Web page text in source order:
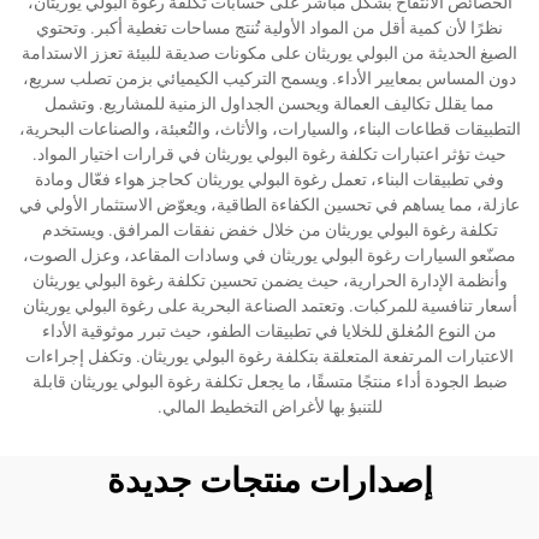
نظرًا لأن كمية أقل من المواد الأولية تُنتج مساحات تغطية أكبر. وتحتوي
الصيغ الحديثة من البولي يوريثان على مكونات صديقة للبيئة تعزز الاستدامة
دون المساس بمعايير الأداء. ويسمح التركيب الكيميائي بزمن تصلب سريع،
مما يقلل تكاليف العمالة ويحسن الجداول الزمنية للمشاريع. وتشمل
التطبيقات قطاعات البناء، والسيارات، والأثاث، والتُعبئة، والصناعات البحرية،
حيث تؤثر اعتبارات تكلفة رغوة البولي يوريثان في قرارات اختيار المواد.
وفي تطبيقات البناء، تعمل رغوة البولي يوريثان كحاجز هواء فعّال ومادة
عازلة، مما يساهم في تحسين الكفاءة الطاقية، ويعوّض الاستثمار الأولي في
تكلفة رغوة البولي يوريثان من خلال خفض نفقات المرافق. ويستخدم
مصنّعو السيارات رغوة البولي يوريثان في وسادات المقاعد، وعزل الصوت،
وأنظمة الإدارة الحرارية، حيث يضمن تحسين تكلفة رغوة البولي يوريثان
أسعار تنافسية للمركبات. وتعتمد الصناعة البحرية على رغوة البولي يوريثان
من النوع المُغلق للخلايا في تطبيقات الطفو، حيث تبرر موثوقية الأداء
الاعتبارات المرتفعة المتعلقة بتكلفة رغوة البولي يوريثان. وتكفل إجراءات
ضبط الجودة أداء منتجًا متسقًا، ما يجعل تكلفة رغوة البولي يوريثان قابلة
للتنبؤ بها لأغراض التخطيط المالي.
إصدارات منتجات جديدة